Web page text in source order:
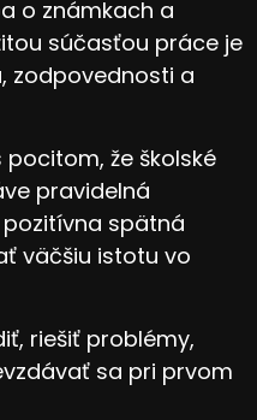
o známkach a
súčasťou práce je
zodpovednosti a
že školské
pravidelná
spätná
väčšiu istotu vo
riešiť problémy,
sa pri prvom